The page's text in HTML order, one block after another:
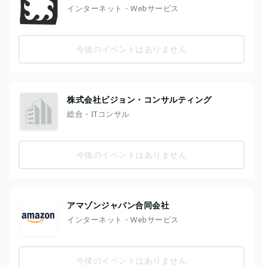
インターネット・Webサービス
今後のイベントはありません
株式会社ビジョン・コンサルティング
総合・ITコンサル
今後のイベントはありません
アマゾンジャパン合同会社
インターネット・Webサービス
今後のイベントはありません